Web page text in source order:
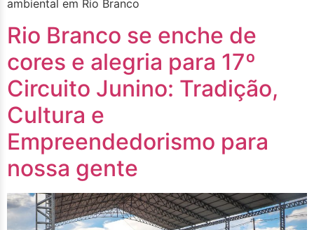
ambiental em Rio Branco
Rio Branco se enche de
cores e alegria para 17º
Circuito Junino: Tradição,
Cultura e
Empreendedorismo para
nossa gente